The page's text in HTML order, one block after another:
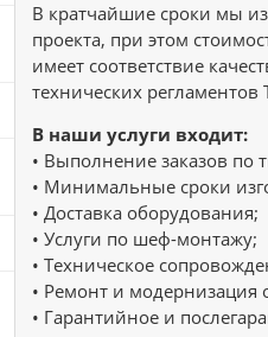
В кратчайшие сроки мы
проекта, при этом
имеет соответствие
технических
В наши услуги входит:
• Выполнение заказов
• Минимальные сроки
• Доставка оборудования;
• Услуги по шеф-монтажу;
• Техническое
• Ремонт и модернизация
• Гарантийное и